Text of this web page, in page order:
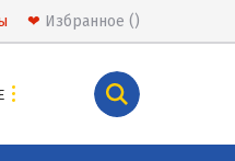
❤ Избранное